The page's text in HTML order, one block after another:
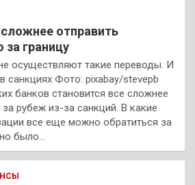
отправить
границу
осуществляют такие переводы. И
санкциях Фото: pixabay/stevepb
банков становится все сложнее
рубеж из-за санкций. В какие
все еще можно обратиться за
было…